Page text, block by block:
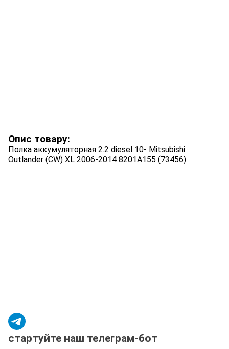
Опис товару:
Полка аккумуляторная 2.2 diesel 10- Mitsubishi
Outlander (CW) XL 2006-2014 8201A155 (73456)
стартуйте наш телеграм-бот